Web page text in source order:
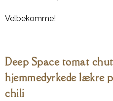
Velbekomme!
Deep Space tomat
hjemmedyrkede lækre
chili